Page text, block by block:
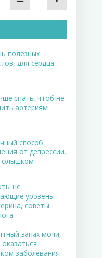
полезных
для сердца
спать, чтоб не
артериям
способ
от депрессии,
не
уровень
советы
запах мочи,
заболевания